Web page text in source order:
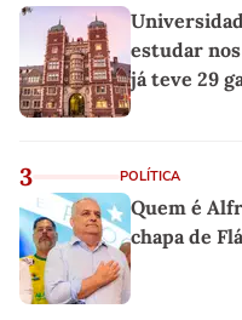
estudar
já teve 29
3 POLÍTICA
Quem é
chapa de